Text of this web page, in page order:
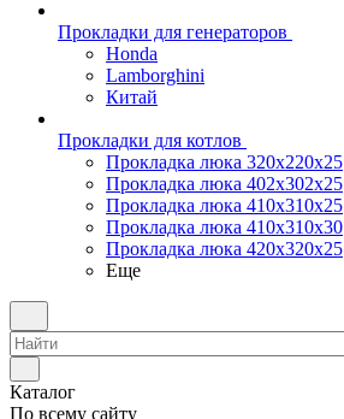
Прокладки для генераторов
Honda
Lamborghini
Китай
Прокладки для котлов
Прокладка люка 320x220x25
Прокладка люка 402x302x25
Прокладка люка 410x310x25
Прокладка люка 410х310х30
Прокладка люка 420x320x25
Еще
Каталог
По всему сайту